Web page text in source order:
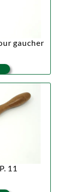
gaucher
11